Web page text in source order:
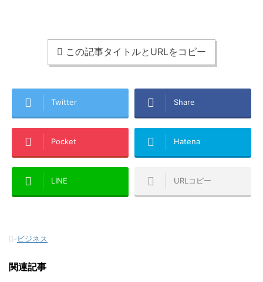
この記事タイトルとURLをコピー
Twitter Share
Pocket Hatena
LINE URLコピー
-ビジネス
関連記事